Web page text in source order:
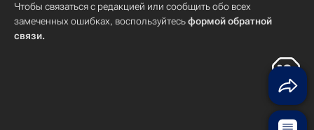
Чтобы связаться с редакцией или сообщить обо всех
замеченных ошибках, воспользуйтесьформой обратной
связи.